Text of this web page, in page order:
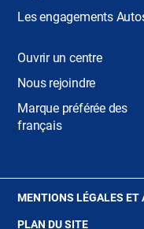
Les engagements
Ouvrir un centre
Nous rejoindre
Marque préférée des
français
MENTIONS LÉGALES ET
PLAN DU SITE